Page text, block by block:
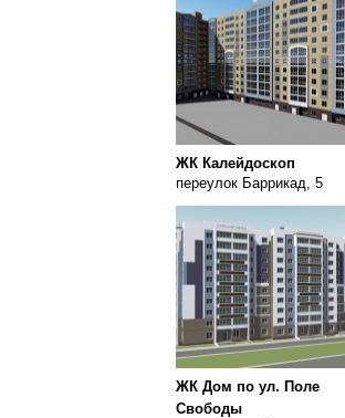
ЖК Калейдоскоп
переулок Баррикад, 5
ЖК Дом по ул. Поле
Свободы